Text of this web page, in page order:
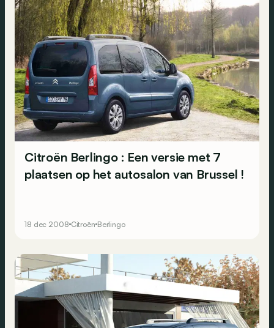
Citroën Berlingo : Een versie met 7
plaatsen op het autosalon van Brussel !
18 dec 2008 Citroën Berlingo